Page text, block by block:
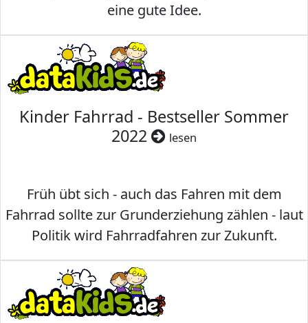
eine gute Idee.
Kinder Fahrrad - Bestseller Sommer
2022
lesen
Früh übt sich - auch das Fahren mit dem
Fahrrad sollte zur Grunderziehung zählen - laut
Politik wird Fahrradfahren zur Zukunft.